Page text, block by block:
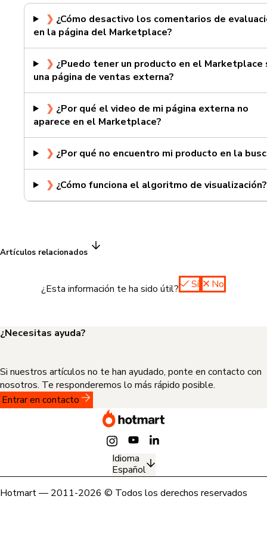
❯ ¿Cómo desactivo los comentarios de
en la página del Marketplace?
❯ ¿Puedo tener un producto en el Marketplace
una página de ventas externa?
❯ ¿Por qué el video de mi página externa no
aparece en el Marketplace?
❯ ¿Por qué no encuentro mi producto en la
❯ ¿Cómo funciona el algoritmo de
Artículos relacionados
¿Esta información te ha sido útil? Sí No
¿Necesitas ayuda?
Si nuestros artículos no te han ayudado, ponte en contacto con
nosotros. Te responderemos lo más rápido posible.
Entrar en contacto
Idioma
Español
Hotmart — 2011-2026 © Todos los derechos reservados